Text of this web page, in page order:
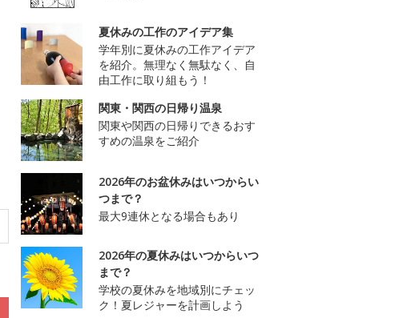
夏休みの工作のアイデア集
学年別に夏休みの工作アイデア
を紹介。無理なく無駄なく、自
由工作に取り組もう！
関東・関西の日帰り温泉
関東や関西の日帰りできるおす
すめの温泉をご紹介
2026年のお盆休みはいつからい
つまで？
最大9連休となる場合もあり
2026年の夏休みはいつからいつ
まで？
学校の夏休みを地域別にチェッ
ク！夏レジャーを計画しよう